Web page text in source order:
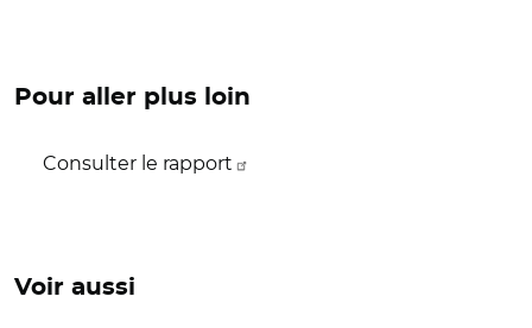
Pour aller plus loin
Consulter le rapport
Voir aussi